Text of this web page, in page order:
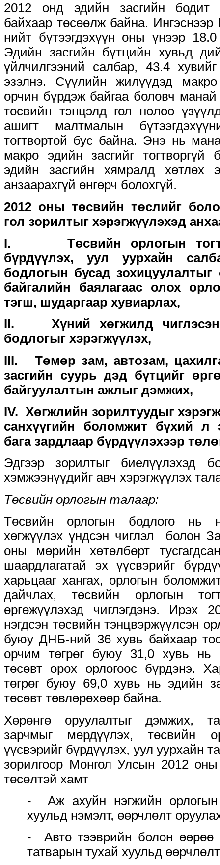
2012 онд эдийн засгийн бодит
байхаар төсөөлж байна.
нийт бүтээгдэхүүн оны үнээр
Эдийн засгийн бүтцийн хувьд
үйлчилгээний салбар, 43.4
эзэлнэ. Сүүлийн жилүүдэд
орчин бүрдэж байгаа боловч
төсвийн тэнцэлд гол нөлөө
ашигт малтмалын
тогтвортой бус байна. Энэ нь
макро эдийн засгийг тогтворгүй
эдийн засгийн хямралд хөтлөх
анзаарахгүй өнгөрч болохгүй.
2012 оны төсвийн төслийг
гол зорилтыг хэрэгжүүлэхэд
I.
Төсвийн орлогын
бүрдүүлэх, уул уурхайн
бодлогын бусад зохицуулалтыг
байгалийн баялагаас олох
тэгш, шударгаар хувиарлах,
II.
Хүний хөгжилд
бодлогыг хэрэгжүүлэх,
III.
Төмөр зам, автозам,
засгийн суурь дэд бүтцийг
байгуулалтын ажлыг дэмжих,
IV. Хөгжлийн зорилтуудыг
санхүүгийн боломжит бүхий л
бага зардлаар бүрдүүлэхээр
Эдгээр зорилтыг биелүүлэхэд
хэмжээнүүдийг авч хэрэгжүүлэх
Төсвийн орлогын талаар:
Төсвийн орлогын бодлого нь
хөгжүүлэх үндсэн чиглэл болон
оны мөрийн хөтөлбөрт
шаардлагатай эх үүсвэрийг
харьцааг хангах, орлогын
дайчлах, төсвийн орлогын
өргөжүүлэхэд чиглэгдэнэ. Ирэх
нэгдсэн төсвийн тэнцвэржүүлсэн
буюу ДНБ-ний 36 хувь байхаар
орчим төгрөг буюу 31,0 хувь нь
төсөвт орох орлогоос бүрдэнэ.
төгрөг буюу 69,0 хувь нь эдийн
төсөвт төвлөрөхөөр байна.
Хөрөнгө оруулалтыг дэмжих,
зарчмыг мөрдүүлэх, төсвийн
үүсвэрийг бүрдүүлэх, уул уурхайн
зорилгоор Монгол Улсын 2012
төсөлтэй хамт
- Аж ахуйн нэгжийн орлогын
хуульд нэмэлт, өөрчлөлт
- Авто тээврийн болон өөрөө
татварын тухай хуульд